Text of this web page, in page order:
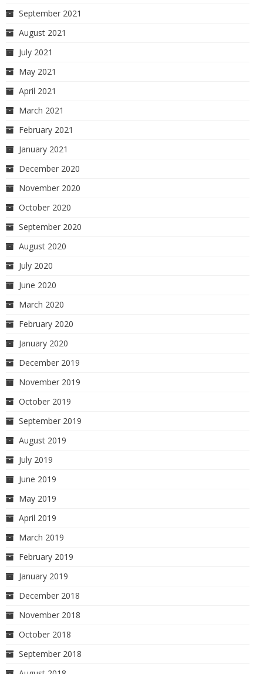
September 2021
August 2021
July 2021
May 2021
April 2021
March 2021
February 2021
January 2021
December 2020
November 2020
October 2020
September 2020
August 2020
July 2020
June 2020
March 2020
February 2020
January 2020
December 2019
November 2019
October 2019
September 2019
August 2019
July 2019
June 2019
May 2019
April 2019
March 2019
February 2019
January 2019
December 2018
November 2018
October 2018
September 2018